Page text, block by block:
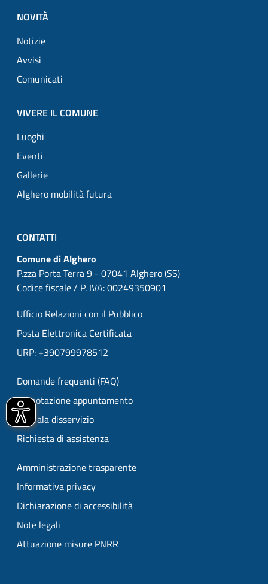
NOVITÀ
Notizie
Avvisi
Comunicati
VIVERE IL COMUNE
Luoghi
Eventi
Gallerie
Alghero mobilità futura
CONTATTI
Comune di Alghero
P.zza Porta Terra 9 - 07041 Alghero (SS)
Codice fiscale / P. IVA: 00249350901
Ufficio Relazioni con il Pubblico
Posta Elettronica Certificata
URP: +390799978512
Domande frequenti (FAQ)
Prenotazione appuntamento
Segnala disservizio
Richiesta di assistenza
Amministrazione trasparente
Informativa privacy
Dichiarazione di accessibilità
Note legali
Attuazione misure PNRR